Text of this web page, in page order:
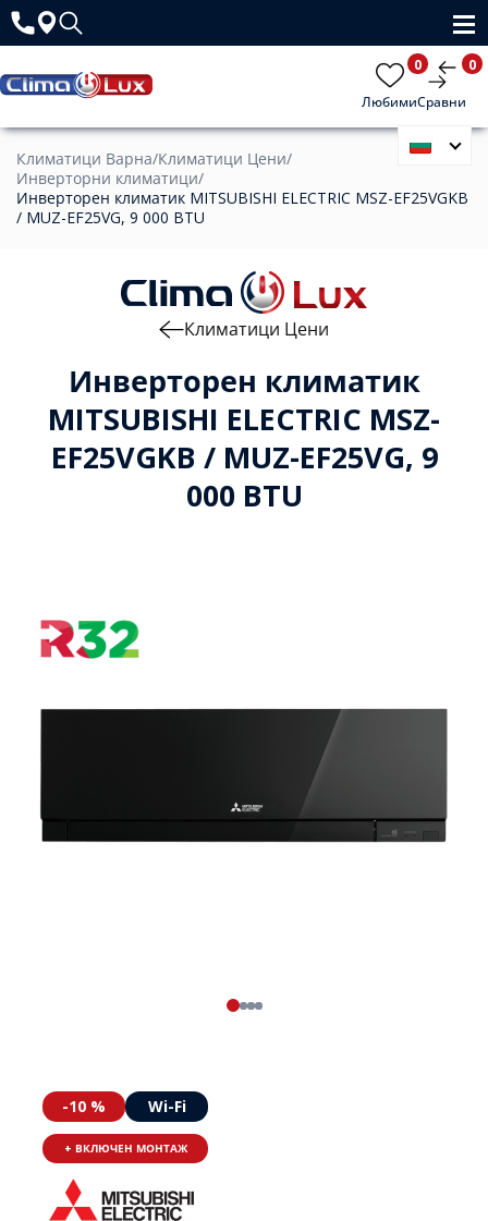
Любими
0
Сравни
0
Климатици Варна/Климатици Цени/
Инверторни климатици/
Инверторен климатик MITSUBISHI ELECTRIC MSZ-EF25VGKB
/ MUZ-EF25VG, 9 000 BTU
Инверторен климатик
MITSUBISHI ELECTRIC MSZ-
EF25VGKB / MUZ-EF25VG, 9
000 BTU
Климатици Цени
-10 % Wi-Fi
+ ВКЛЮЧЕН МОНТАЖ